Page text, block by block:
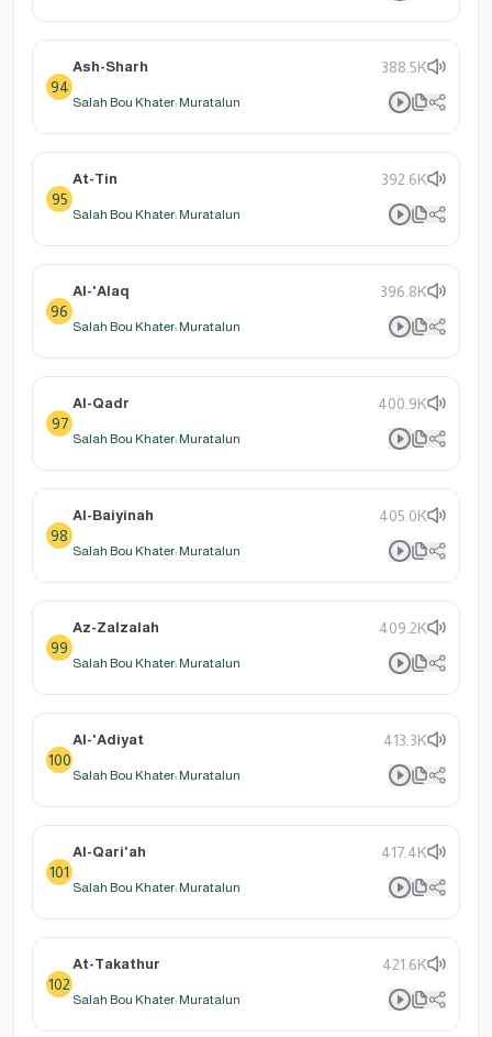
94
Ash-Sharh 388.5K
Salah Bou Khater: Muratalun
95
At-Tin 392.6K
Salah Bou Khater: Muratalun
96
Al-'Alaq 396.8K
Salah Bou Khater: Muratalun
97
Al-Qadr 400.9K
Salah Bou Khater: Muratalun
98
Al-Baiyinah 405.0K
Salah Bou Khater: Muratalun
99
Az-Zalzalah 409.2K
Salah Bou Khater: Muratalun
100
Al-'Adiyat 413.3K
Salah Bou Khater: Muratalun
101
Al-Qari'ah 417.4K
Salah Bou Khater: Muratalun
102
At-Takathur 421.6K
Salah Bou Khater: Muratalun